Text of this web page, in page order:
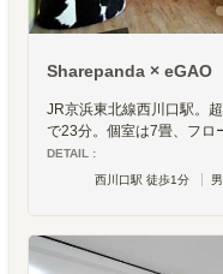
Sharepanda × eGAO
JR京浜東北線西川口駅。
で23分。個室は7畳、フロ
DETAIL :
西川口駅 徒歩1分